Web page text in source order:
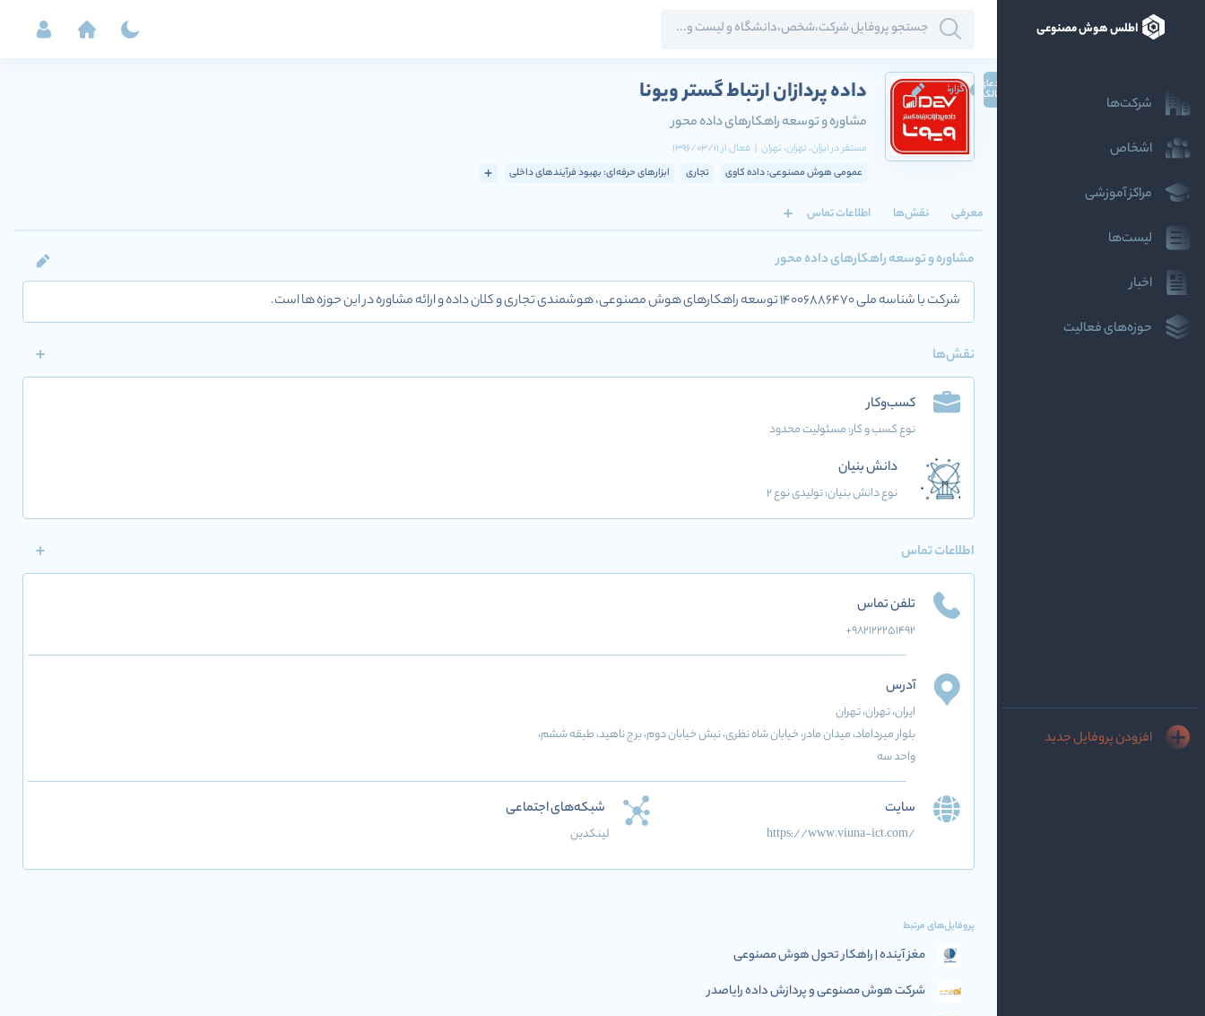
اطلس هوش مصنوعی
شرکت‌ها
اشخاص
مراکز آموزشی
لیست‌ها
اخبار
حوزه‌های فعالیت
افزودن پروفایل جدید
داده پردازان ارتباط گستر ویونا
مشاوره و توسعه راهکارهای داده محور
مستقر درایران، تهران، تهران | فعالاز 1396/03/11
عمومی هوش مصنوعی: داده کاوی
تجاری ابزارهای حرفه‌ای: بهبود فرآیندهای داخلی
ادعای
مالکیت گزارش
معرفی نقش‌ها اطلاعات تماس
مشاوره و توسعه راهکارهای داده محور
شرکت با شناسه ملی 14006886470 توسعه راهکارهای هوش مصنوعی، هوشمندی تجاری و کلان داده و ارائه مشاوره در این حوزه ها است.
نقش‌ها
کسب‌وکار
نوع کسب و کار:مسئولیت محدود
دانش بنیان
نوع دانش بنیان: تولیدی نوع 2
اطلاعات تماس
تلفن تماس
+9821۲۲۲۵۱۴۹۲
آدرس
ایران، تهران، تهران
بلوار میرداماد، میدان مادر، خیابان شاه نظری، نبش خیابان دوم، برج ناهید، طبقه ششم،
واحد سه
سایت
https://www.viuna-ict.com/
شبکه‌های اجتماعی
لینکدین
پروفایل‌های مرتبط
مغز آینده | راهکار تحول هوش مصنوعی
شرکت هوش مصنوعی و پردازش داده رایاصدر